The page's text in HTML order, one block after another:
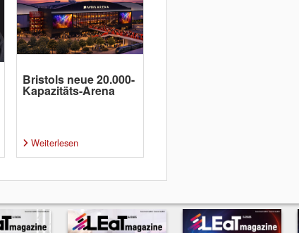
Bristols neue 20.000-
Kapazitäts-Arena
Weiterlesen